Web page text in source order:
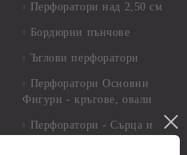
Перфоратори над 2,50 см
Бордюрни пънчове
Ъглови перфоратори
Перфоратори Основни
Фигури - кръгове, овали
Перфоратори - Сърца и